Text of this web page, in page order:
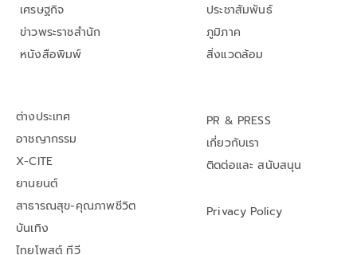
เศรษฐกิจ
ข่าวพระราชสำนัก
หนังสือพิมพ์
ประชาสัมพันธ์
ภูมิภาค
สิ่งแวดล้อม
ต่างประเทศ
อาชญากรรม
X-CITE
ยานยนต์
สาธารณสุข-คุณภาพชีวิต
บันเทิง
ไทยโพสต์ ทีวี
PR & PRESS
เกี่ยวกับเรา
ติดต่อและ สนับสนุน
Privacy Policy